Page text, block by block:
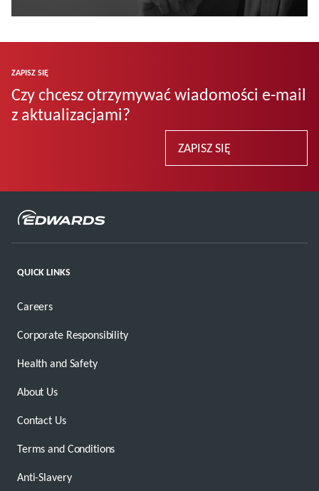
ZAPISZ SIĘ
Czy chcesz otrzymywać wiadomości e-mail
z aktualizacjami?
ZAPISZ SIĘ
QUICK LINKS
Careers
Corporate Responsibility
Health and Safety
About Us
Contact Us
Terms and Conditions
Anti-Slavery